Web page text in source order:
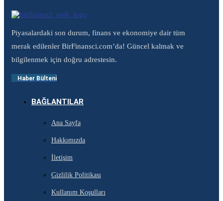
Piyasalardaki son durum, finans ve ekonomiye dair tüm
merak edilenler BirFinansci.com’da! Güncel kalmak ve
bilgilenmek için doğru adrestesin.
Haber Bülteni
BAĞLANTILAR
Ana Sayfa
Hakkımızda
İletişim
Gizlilik Politikası
Kullanım Koşulları